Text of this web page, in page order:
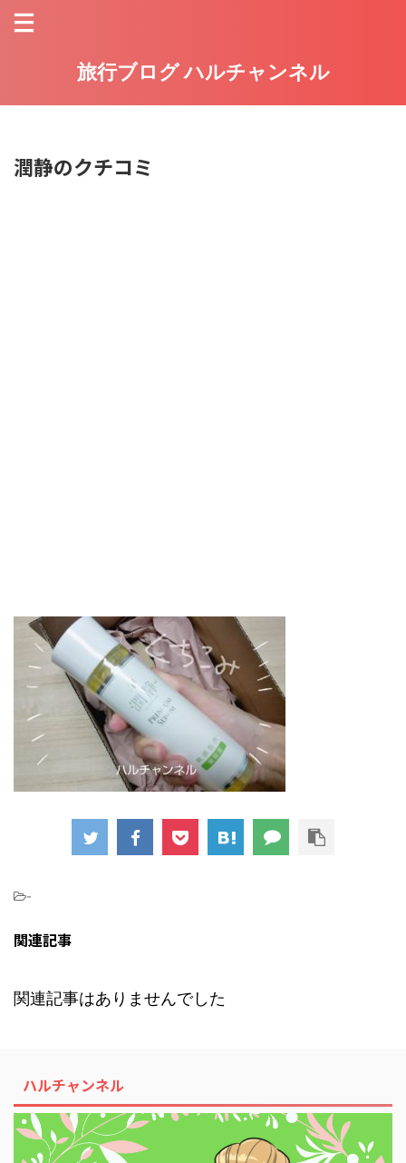
旅行ブログ ハルチャンネル
潤静のクチコミ
-
関連記事
関連記事はありませんでした
ハルチャンネル